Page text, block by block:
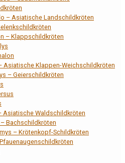
– Asiatische Landschildkröten
– Klappschildkröten
Asiatische Klappen-Weichschildkröten
– Geierschildkröten
Asiatische Waldschildkröten
Bachschildkröten
– Krötenkopf-Schildkröten